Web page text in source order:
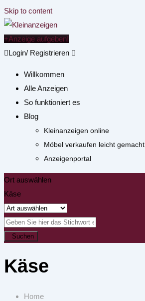
Skip to content
Anzeige aufgeben!
Login/ Registrieren
Willkommen
Alle Anzeigen
So funktioniert es
Blog
Kleinanzeigen online
Möbel verkaufen leicht gemacht
Anzeigenportal
Ort auswählen
Käse
Suchen
Käse
Home